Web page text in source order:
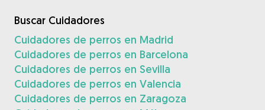
Buscar Cuidadores
Cuidadores de perros en Madrid
Cuidadores de perros en Barcelona
Cuidadores de perros en Sevilla
Cuidadores de perros en Valencia
Cuidadores de perros en Zaragoza